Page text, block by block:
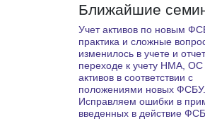
Ближайшие
Учет активов по новым
практика и сложные
изменилось в учете и
переходе к учету НМА, ОС
активов в соответствии с
положениями новых ФСБУ.
Исправляем ошибки в
введенных в действие